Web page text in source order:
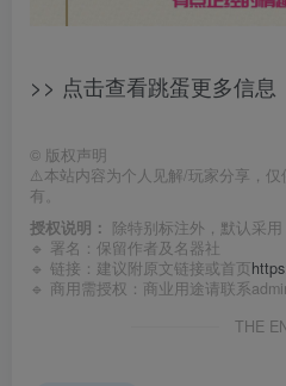
>> 点击查看跳蛋更多信息
© 版权声明
⚠️本站内容为个人见解/玩家分享，仅
有。
授权说明： 除特别标注外，默认采用
🔹 署名：保留作者及 名器社
🔹 链接：建议附原文链接或首页
🔹 商用需授权：商业用途请联系
THE